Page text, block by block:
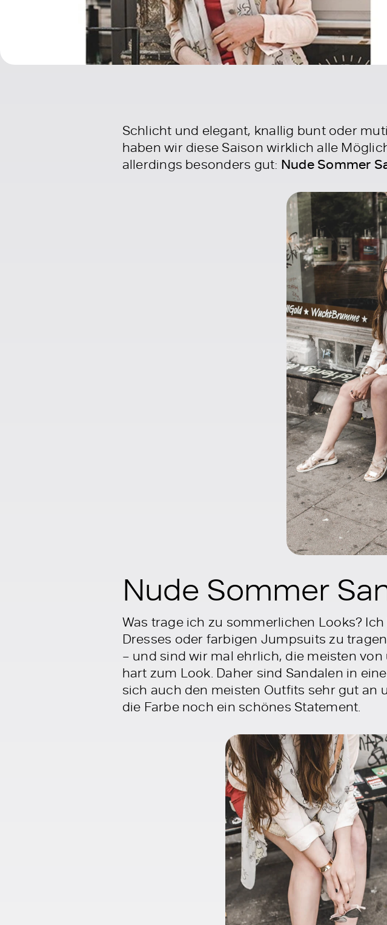
Schlicht und elegant, knallig bunt oder
haben wir diese Saison wirklich alle
allerdings besonders gut: Nude Sommer
Nude Sommer
Was trage ich zu sommerlichen Looks?
Dresses oder farbigen Jumpsuits zu
– und sind wir mal ehrlich, die meisten
hart zum Look. Daher sind Sandalen in
sich auch den meisten Outfits sehr gut an
die Farbe noch ein schönes Statement.